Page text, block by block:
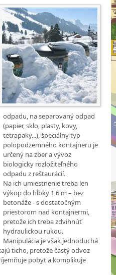
odpadu, naseparovaný odpad
(papier, sklo, plasty, kovy,
tetrapaky...), špeciálny typ
polopodzemného kontajneru je
určený na zber a vývoz
biologicky rozložiteľného
odpadu z reštaurácií.
Na ich umiestnenie treba len
výkop do hĺbky 1,6 m – bez
betonáže - s dostatočným
priestorom nad kontajnermi,
pretože ich treba zdvihnúť
hydraulickou rukou.
Manipulácia je však jednoduchá
ticho, pretože častý odvoz
pobyt a komplikuje